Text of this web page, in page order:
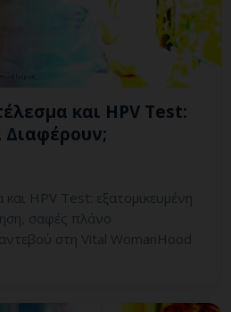
και HPV Test:
Διαφέρουν;
και HPV Test: εξατομικευμένη
σαφές πλάνο
στη Vital WomanHood